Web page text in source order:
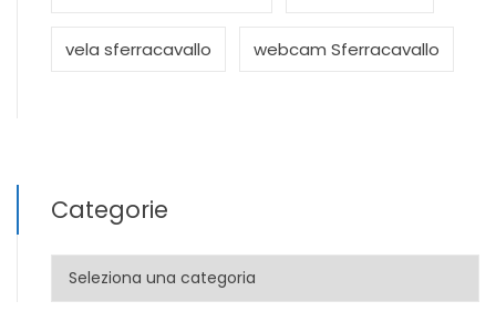
vela sferracavallo webcam Sferracavallo
Categorie
Categorie